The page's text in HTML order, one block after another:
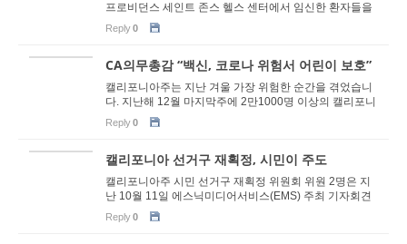
프로비던스 세인트 존스 헬스 센터에서 임신한 환자들을
치료해 왔습니다. 예방 백신이 나오기 전에는 알려지지 않
은 것이 많...
Reply0
CA의무총감 “백신, 코로나 위험서 어린이 보호”
캘리포니아주는 지난 겨울 가장 위험한 순간을 겪었습니
다. 지난해 12월 마지막주에 2만1000명 이상의 캘리포니
아 주민들이 COVID-19로 병원에 입원했습니다. 그리고
지난 1월에는 우...
Reply0
캘리포니아 선거구 재획정, 시민이 주도
캘리포니아주 시민 선거구 재획정 위원회 위원 2명은 지
난 10월 11일 에스닉미디어서비스(EMS) 주최 기자회견
에 참석해 앞으로 10년간 시행될 선거구 분할 과정에 대
해 소개했다. 사...
Reply0